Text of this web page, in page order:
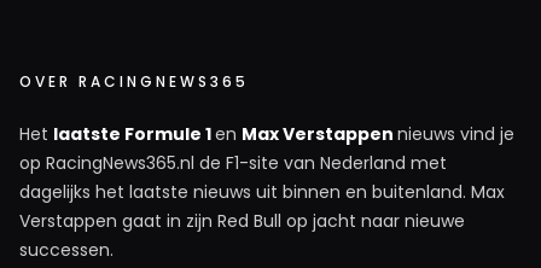
OVER RACINGNEWS365
Het laatste Formule 1en Max Verstappen nieuws vind je
op RacingNews365.nl de F1-site van Nederland met
dagelijks het laatste nieuws uit binnen en buitenland. Max
Verstappen gaat in zijn Red Bull op jacht naar nieuwe
successen.